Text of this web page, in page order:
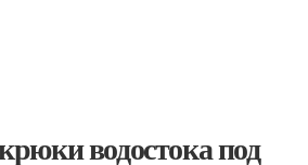
водостока под